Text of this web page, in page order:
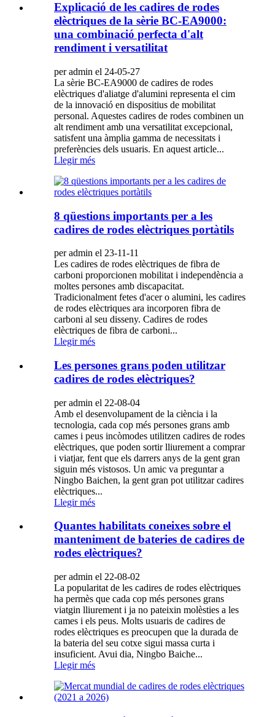
Explicació de les cadires de rodes
elèctriques de la sèrie BC-EA9000:
una combinació perfecta d'alt
rendiment i versatilitat
per admin el 24-05-27
La sèrie BC-EA9000 de cadires de rodes
elèctriques d'aliatge d'alumini representa el cim
de la innovació en dispositius de mobilitat
personal. Aquestes cadires de rodes combinen un
alt rendiment amb una versatilitat excepcional,
satisfent una àmplia gamma de necessitats i
preferències dels usuaris. En aquest article...
Llegir més
8 qüestions importants per a les
cadires de rodes elèctriques portàtils
per admin el 23-11-11
Les cadires de rodes elèctriques de fibra de
carboni proporcionen mobilitat i independència a
moltes persones amb discapacitat.
Tradicionalment fetes d'acer o alumini, les cadires
de rodes elèctriques ara incorporen fibra de
carboni al seu disseny. Cadires de rodes
elèctriques de fibra de carboni...
Llegir més
Les persones grans poden utilitzar
cadires de rodes elèctriques?
per admin el 22-08-04
Amb el desenvolupament de la ciència i la
tecnologia, cada cop més persones grans amb
cames i peus incòmodes utilitzen cadires de rodes
elèctriques, que poden sortir lliurement a comprar
i viatjar, fent que els darrers anys de la gent gran
siguin més vistosos. Un amic va preguntar a
Ningbo Baichen, la gent gran pot utilitzar cadires
elèctriques...
Llegir més
Quantes habilitats coneixes sobre el
manteniment de bateries de cadires de
rodes elèctriques?
per admin el 22-08-02
La popularitat de les cadires de rodes elèctriques
ha permès que cada cop més persones grans
viatgin lliurement i ja no pateixin molèsties a les
cames i els peus. Molts usuaris de cadires de
rodes elèctriques es preocupen que la durada de
la bateria del seu cotxe sigui massa curta i
insuficient. Avui dia, Ningbo Baiche...
Llegir més